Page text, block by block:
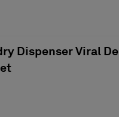
Dispenser Viral